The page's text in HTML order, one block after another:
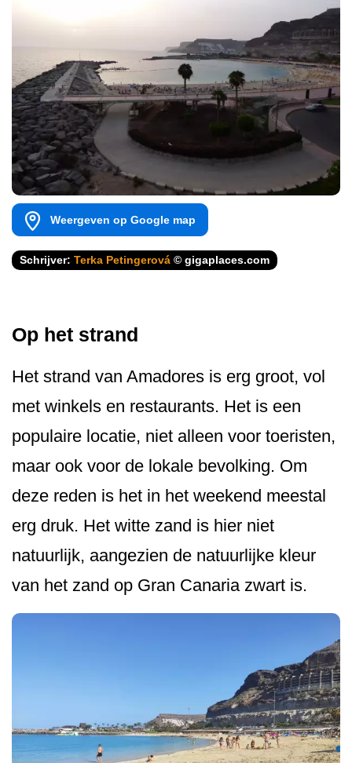
Weergeven op Google map
Schrijver: Terka Petingerová © gigaplaces.com
Op het strand
Het strand van Amadores is erg groot, vol
met winkels en restaurants. Het is een
populaire locatie, niet alleen voor toeristen,
maar ook voor de lokale bevolking. Om
deze reden is het in het weekend meestal
erg druk. Het witte zand is hier niet
natuurlijk, aangezien de natuurlijke kleur
van het zand op Gran Canaria zwart is.